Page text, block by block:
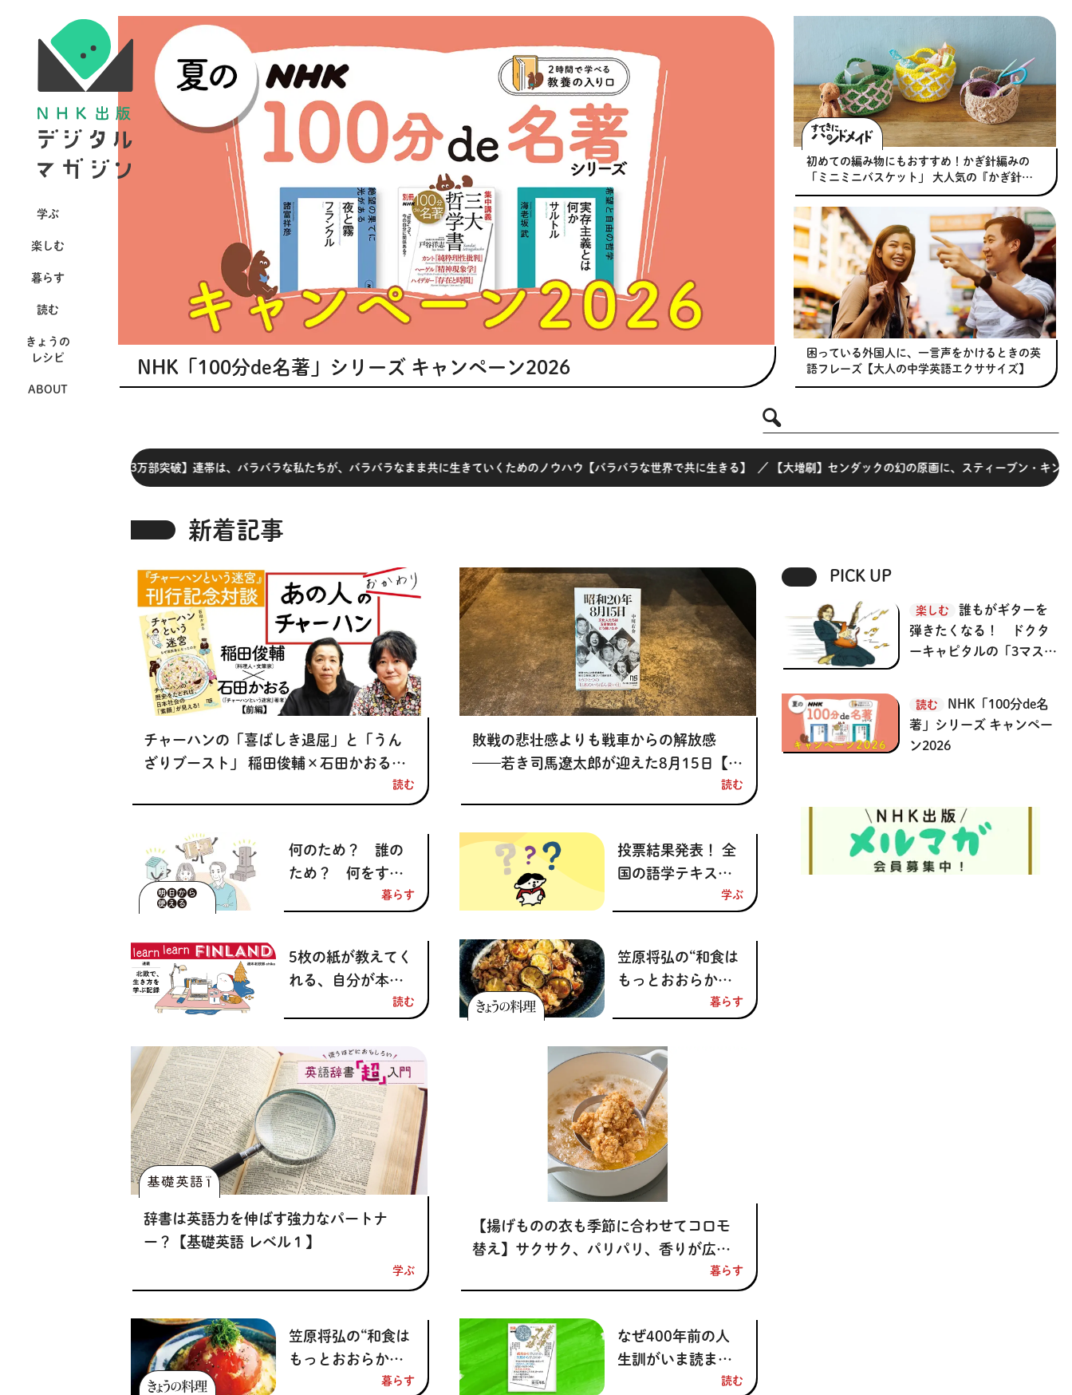
学ぶ
楽しむ
暮らす
読む
きょうの
レシピ
ABOUT
NHK「100分de名著」シリーズ キャンペーン2026
初めての編み物にもおすすめ！かぎ針編みの
「ミニミニバスケット」 大人気の『かぎ針で
編む 春夏糸のバッグと帽子』より
困っている外国人に、一言声をかけるときの英
語フレーズ【大人の中学英語エクササイズ】
keyword
部突破】連帯は、バラバラな私たちが、バラバラなまま共に生きていくためのノウハウ【バラバラな世界で共に生きる】 ／ 【大増刷】センダックの幻の原画に、スティーブン・キングが物語を。『ヘンゼルとグ
新着記事
チャーハンの「喜ばしき退屈」と「うん
ざりブースト」 稲田俊輔×石田かおる
【『チャーハンという迷宮』刊行記念対
談・前編】
読む
敗戦の悲壮感よりも戦車からの解放感
——若き司馬遼太郎が迎えた8月15日【昭
読む
何のため？ 誰の
ため？ 何をすれ
ばいいの？ 「終
える あかるい終
活】
暮らす
投票結果発表！ 全
国の語学テキスト
学習者が「気にな
習サポート・テキ
ストチャレンジ】
学ぶ
5枚の紙が教えてく
れる、自分が本当
chika【learn learn
FINLAND—北欧
で、生き方を学ぶ
記録】
読む
笠原将弘の“和食は
もっとおおらかで
いい。”夏の定番料
すのおかか炒め」
暮らす
辞書は英語力を伸ばす強力なパートナ
ー？【基礎英語 レベル１】
学ぶ
【揚げものの衣も季節に合わせてコロモ
替え】サクサク、パリパリ、香りが広が
るコロモで 季節の味を楽しもう |PR| #2
暮らす
笠原将弘の“和食は
もっとおおらかで
いい。”ビールのあ
暮らす
なぜ400年前の人
生訓がいま読まれ
ているのか？ 中国
読む
PICK UP
楽しむ
誰もがギターを
弾きたくなる！ ドクタ
ーキャピタルの「3マス
る ギター】
読む
NHK「100分de名
著」シリーズ キャンペー
ン2026